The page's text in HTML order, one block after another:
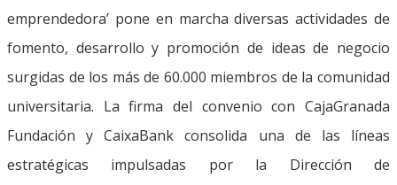
emprendedora’ pone en marcha diversas actividades de
fomento, desarrollo y promoción de ideas de negocio
surgidas de los más de 60.000 miembros de la comunidad
universitaria. La firma del convenio con CajaGranada
Fundación y CaixaBank consolida una de las líneas
estratégicas impulsadas por la Dirección de